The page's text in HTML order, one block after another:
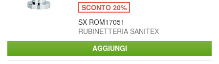
SCONTO 20%
SX-ROM17051
RUBINETTERIA SANITEX